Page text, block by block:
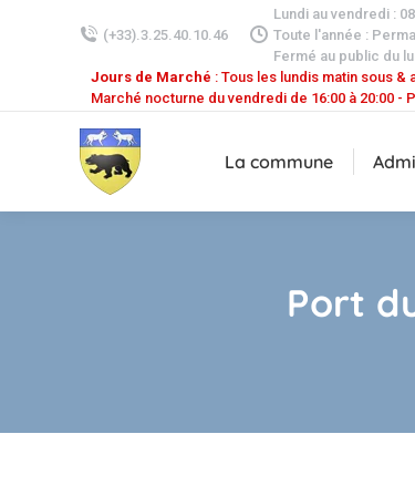
(+33).3.25.40.10.46
Lundi au vendredi :
Toute l'année :
Fermé au public du
Jours de Marché : Tous les lundis matin sous &
Marché nocturne du vendredi de 16:00 à 20:00 -
La commune
Port